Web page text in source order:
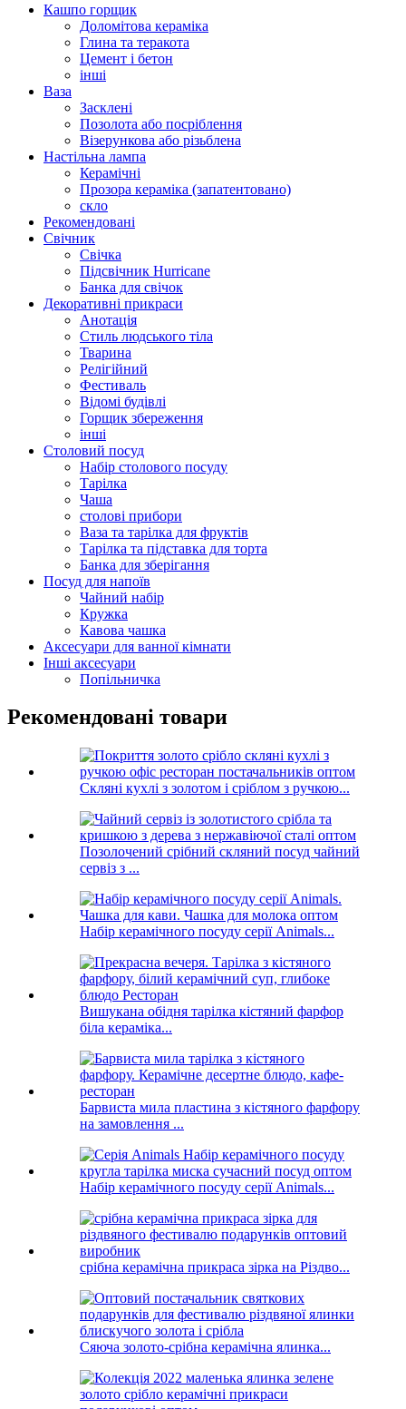
Кашпо горщик
Доломітова кераміка
Глина та теракота
Цемент і бетон
інші
Ваза
Засклені
Позолота або посріблення
Візерункова або різьблена
Настільна лампа
Керамічні
Прозора кераміка (запатентовано)
скло
Рекомендовані
Свічник
Свічка
Підсвічник Hurricane
Банка для свічок
Декоративні прикраси
Анотація
Стиль людського тіла
Тварина
Релігійний
Фестиваль
Відомі будівлі
Горщик збереження
інші
Столовий посуд
Набір столового посуду
Тарілка
Чаша
столові прибори
Ваза та тарілка для фруктів
Тарілка та підставка для торта
Банка для зберігання
Посуд для напоїв
Чайний набір
Кружка
Кавова чашка
Аксесуари для ванної кімнати
Інші аксесуари
Попільничка
Рекомендовані товари
Скляні кухлі з золотом і сріблом з ручкою...
Позолочений срібний скляний посуд чайний
сервіз з ...
Набір керамічного посуду серії Animals...
Вишукана обідня тарілка кістяний фарфор
біла кераміка...
Барвиста мила пластина з кістяного фарфору
на замовлення ...
Набір керамічного посуду серії Animals...
срібна керамічна прикраса зірка на Різдво...
Сяюча золото-срібна керамічна ялинка...